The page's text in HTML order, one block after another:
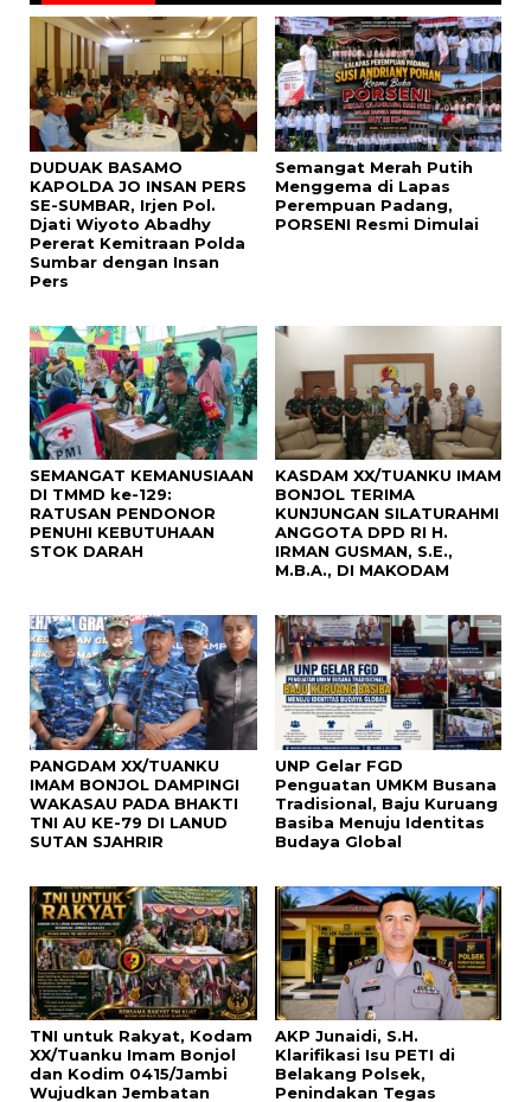
DUDUAK BASAMO
KAPOLDA JO INSAN PERS
SE-SUMBAR, Irjen Pol.
Djati Wiyoto Abadhy
Pererat Kemitraan Polda
Sumbar dengan Insan
Pers
Semangat Merah Putih
Menggema di Lapas
Perempuan Padang,
PORSENI Resmi Dimulai
SEMANGAT KEMANUSIAAN
DI TMMD ke-129:
RATUSAN PENDONOR
PENUHI KEBUTUHAAN
STOK DARAH
KASDAM XX/TUANKU IMAM
BONJOL TERIMA
KUNJUNGAN SILATURAHMI
ANGGOTA DPD RI H.
IRMAN GUSMAN, S.E.,
M.B.A., DI MAKODAM
PANGDAM XX/TUANKU
IMAM BONJOL DAMPINGI
WAKASAU PADA BHAKTI
TNI AU KE-79 DI LANUD
SUTAN SJAHRIR
UNP Gelar FGD
Penguatan UMKM Busana
Tradisional, Baju Kuruang
Basiba Menuju Identitas
Budaya Global
TNI untuk Rakyat, Kodam
XX/Tuanku Imam Bonjol
dan Kodim 0415/Jambi
Wujudkan Jembatan
AKP Junaidi, S.H.
Klarifikasi Isu PETI di
Belakang Polsek,
Penindakan Tegas